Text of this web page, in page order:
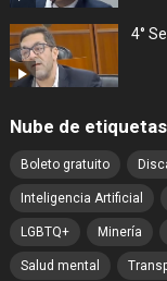
4°
Nube de etiquetas
Boleto gratuito
Inteligencia Artificial
LGBTQ+ Minería
Salud mental